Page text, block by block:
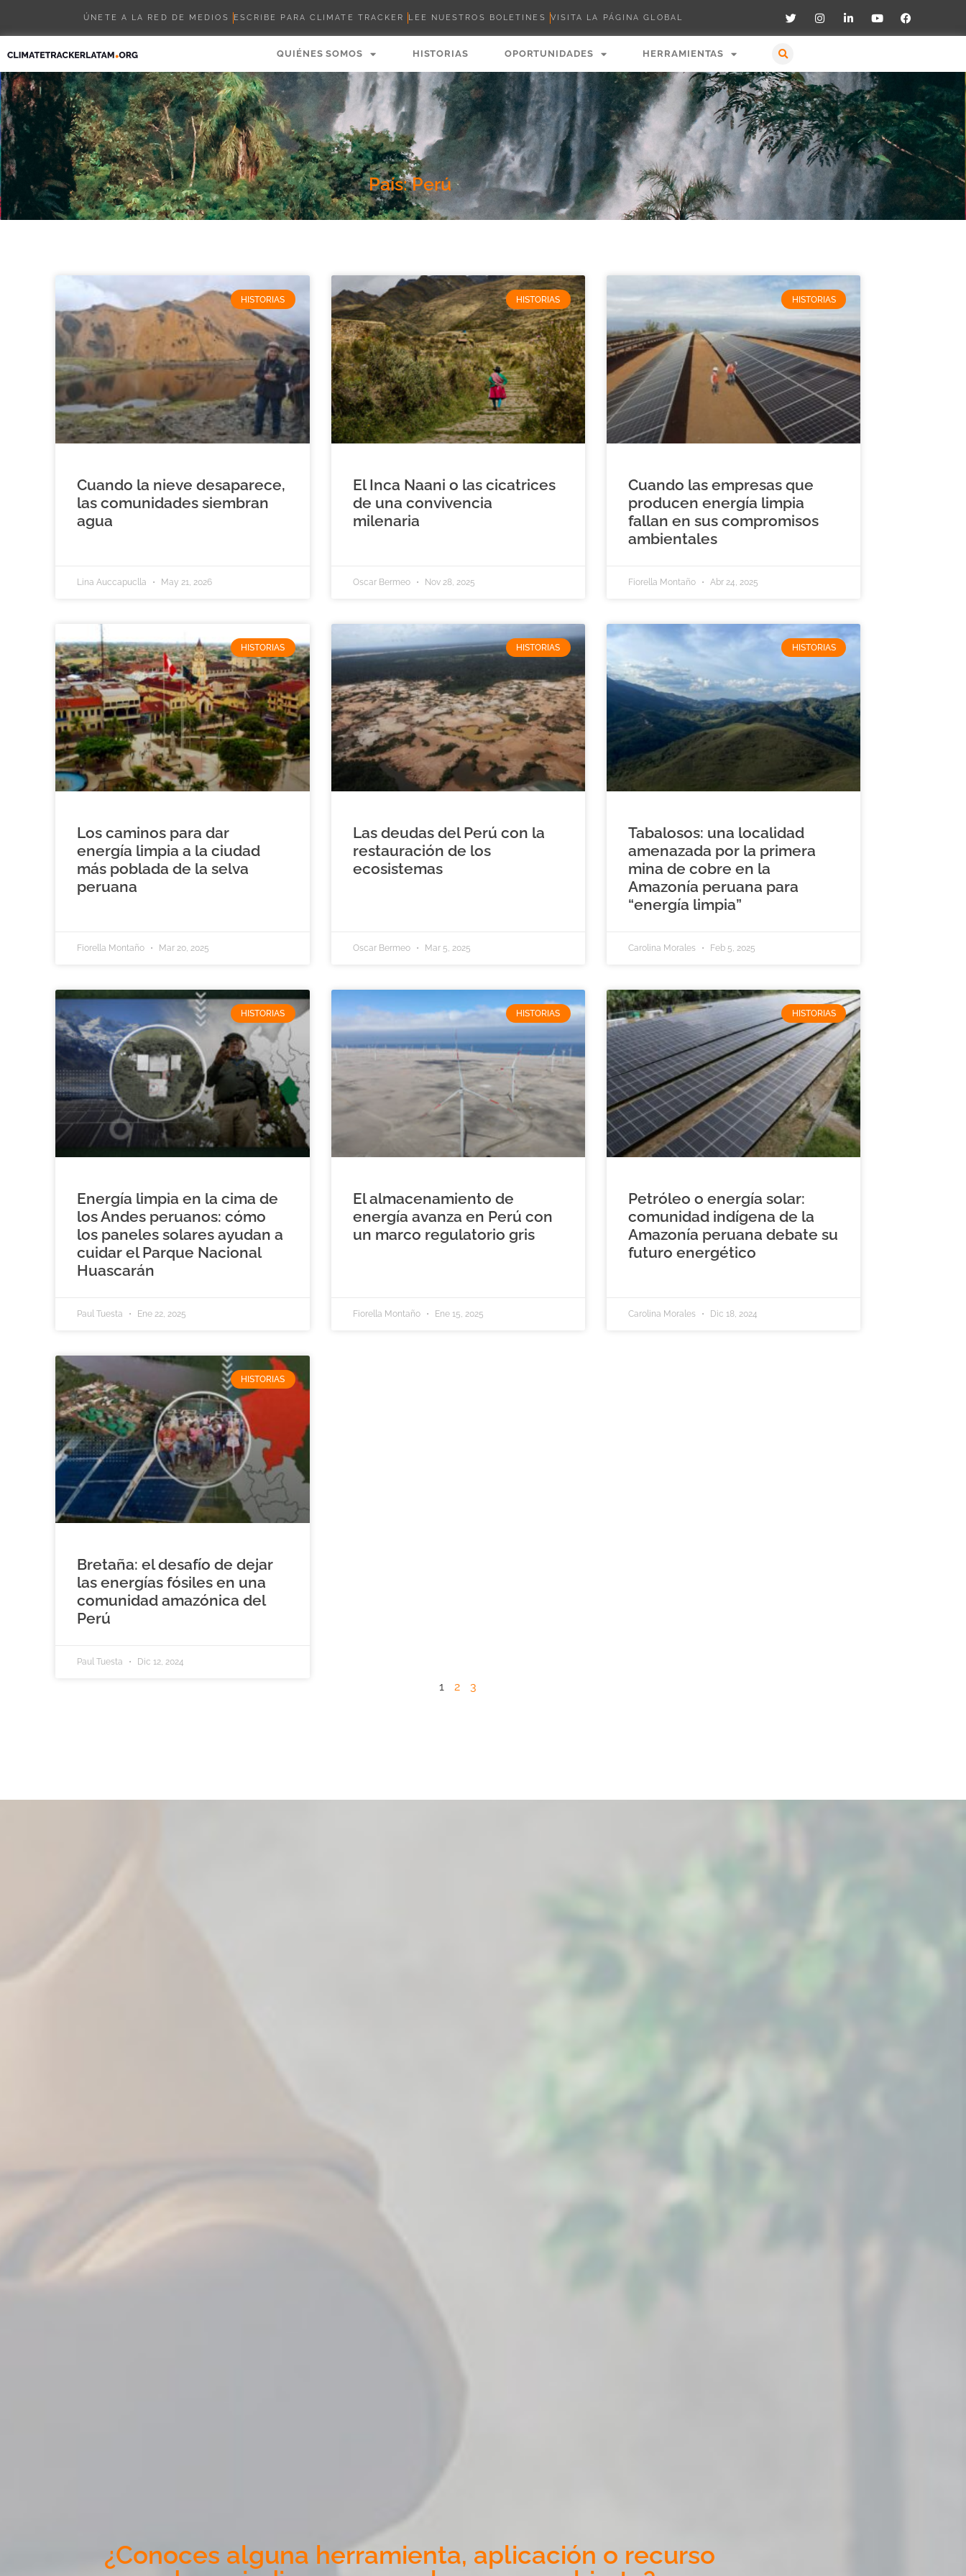
ÚNETE A LA RED DE MEDIOS ESCRIBE PARA CLIMATE TRACKER LEE NUESTROS BOLETINES VISITA LA PÁGINA GLOBAL
QUIÉNES SOMOS HISTORIAS OPORTUNIDADES HERRAMIENTAS
País: Perú
HISTORIAS
Cuando la nieve desaparece,
las comunidades siembran
agua
Lina Auccapuclla May 21, 2026
HISTORIAS
El Inca Naani o las cicatrices
de una convivencia
milenaria
Oscar Bermeo Nov 28, 2025
HISTORIAS
Cuando las empresas que
producen energía limpia
fallan en sus compromisos
ambientales
Fiorella Montaño Abr 24, 2025
HISTORIAS
Los caminos para dar
energía limpia a la ciudad
más poblada de la selva
peruana
Fiorella Montaño Mar 20, 2025
HISTORIAS
Las deudas del Perú con la
restauración de los
ecosistemas
Oscar Bermeo Mar 5, 2025
HISTORIAS
Tabalosos: una localidad
amenazada por la primera
mina de cobre en la
Amazonía peruana para
“energía limpia”
Carolina Morales Feb 5, 2025
HISTORIAS
Energía limpia en la cima de
los Andes peruanos: cómo
los paneles solares ayudan a
cuidar el Parque Nacional
Huascarán
Paul Tuesta Ene 22, 2025
HISTORIAS
El almacenamiento de
energía avanza en Perú con
un marco regulatorio gris
Fiorella Montaño Ene 15, 2025
HISTORIAS
Petróleo o energía solar:
comunidad indígena de la
Amazonía peruana debate su
futuro energético
Carolina Morales Dic 18, 2024
HISTORIAS
Bretaña: el desafío de dejar
las energías fósiles en una
comunidad amazónica del
Perú
Paul Tuesta Dic 12, 2024
1 2 3
¿Conoces alguna herramienta, aplicación o recurso